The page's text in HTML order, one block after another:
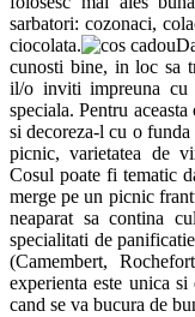
sarbatori: cozonaci,
ciocolata.
cunosti bine, in loc sa
il/o inviti impreuna cu
speciala. Pentru
si decoreza-l cu o
picnic, varietatea de
Cosul poate fi tematic
merge pe un picnic
neaparat sa contina
specialitati de
(Camembert,
experienta este unica
cand se va bucura de